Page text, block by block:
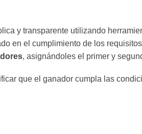
y transparente utilizando
en el cumplimiento de los
, asignándoles el primer y
que el ganador cumpla las